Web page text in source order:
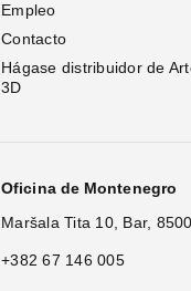
Empleo
Contacto
Hágase distribuidor de
3D
Oficina de Montenegro
Maršala Tita 10, Bar,
+382 67 146 005